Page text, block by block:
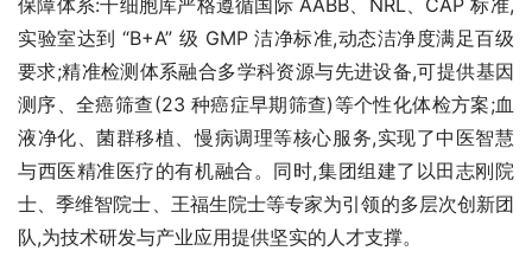
保障体系:干细胞库严格遵循国际 AABB、NRL、CAP 标准,
实验室达到 “B+A” 级 GMP 洁净标准,动态洁净度满足百级
要求;精准检测体系融合多学科资源与先进设备,可提供基因
测序、全癌筛查(23 种癌症早期筛查)等个性化体检方案;血
液净化、菌群移植、慢病调理等核心服务,实现了中医智慧
与西医精准医疗的有机融合。同时,集团组建了以田志刚院
士、季维智院士、王福生院士等专家为引领的多层次创新团
队,为技术研发与产业应用提供坚实的人才支撑。